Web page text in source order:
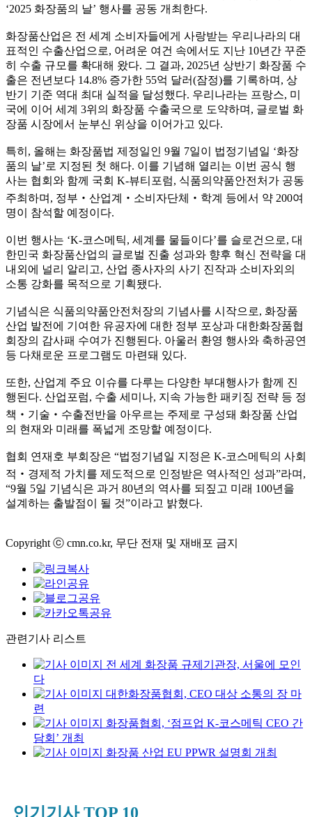
‘2025 화장품의 날’ 행사를 공동 개최한다.
화장품산업은 전 세계 소비자들에게 사랑받는 우리나라의 대
표적인 수출산업으로, 어려운 여건 속에서도 지난 10년간 꾸준
히 수출 규모를 확대해 왔다. 그 결과, 2025년 상반기 화장품 수
출은 전년보다 14.8% 증가한 55억 달러(잠정)를 기록하며, 상
반기 기준 역대 최대 실적을 달성했다. 우리나라는 프랑스, 미
국에 이어 세계 3위의 화장품 수출국으로 도약하며, 글로벌 화
장품 시장에서 눈부신 위상을 이어가고 있다.
특히, 올해는 화장품법 제정일인 9월 7일이 법정기념일 ‘화장
품의 날’로 지정된 첫 해다. 이를 기념해 열리는 이번 공식 행
사는 협회와 함께 국회 K-뷰티포럼, 식품의약품안전처가 공동
주최하며, 정부‧산업계‧소비자단체‧학계 등에서 약 200여
명이 참석할 예정이다.
이번 행사는 ‘K-코스메틱, 세계를 물들이다’를 슬로건으로, 대
한민국 화장품산업의 글로벌 진출 성과와 향후 혁신 전략을 대
내외에 널리 알리고, 산업 종사자의 사기 진작과 소비자외의
소통 강화를 목적으로 기획됐다.
기념식은 식품의약품안전처장의 기념사를 시작으로, 화장품
산업 발전에 기여한 유공자에 대한 정부 포상과 대한화장품협
회장의 감사패 수여가 진행된다. 아울러 환영 행사와 축하공연
등 다채로운 프로그램도 마련돼 있다.
또한, 산업계 주요 이슈를 다루는 다양한 부대행사가 함께 진
행된다. 산업포럼, 수출 세미나, 지속 가능한 패키징 전략 등 정
책‧기술‧수출전반을 아우르는 주제로 구성돼 화장품 산업
의 현재와 미래를 폭넓게 조망할 예정이다.
협회 연재호 부회장은 “법정기념일 지정은 K-코스메틱의 사회
적‧경제적 가치를 제도적으로 인정받은 역사적인 성과”라며,
“9월 5일 기념식은 과거 80년의 역사를 되짚고 미래 100년을
설계하는 출발점이 될 것”이라고 밝혔다.
Copyright ⓒ cmn.co.kr, 무단 전재 및 재배포 금지
관련기사 리스트
전 세계 화장품 규제기관장, 서울에 모인
다
대한화장품협회, CEO 대상 소통의 장 마
련
화장품협회, ‘점프업 K-코스메틱 CEO 간
담회’ 개최
화장품 산업 EU PPWR 설명회 개최
인기기사 TOP 10